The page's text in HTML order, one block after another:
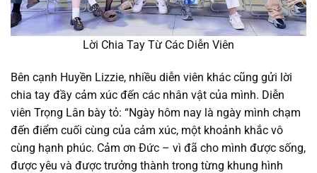
Lời Chia Tay Từ Các Diễn Viên
Bên cạnh Huyền Lizzie, nhiều diễn viên khác cũng gửi lời
chia tay đầy cảm xúc đến các nhân vật của mình. Diễn
viên Trọng Lân bày tỏ: “Ngày hôm nay là ngày mình chạm
đến điểm cuối cùng của cảm xúc, một khoảnh khắc vô
cùng hạnh phúc. Cảm ơn Đức – vì đã cho mình được sống,
được yêu và được trưởng thành trong từng khung hình